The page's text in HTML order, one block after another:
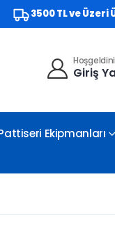
3500 TL ve Üzeri
Giriş
Ekipmanları